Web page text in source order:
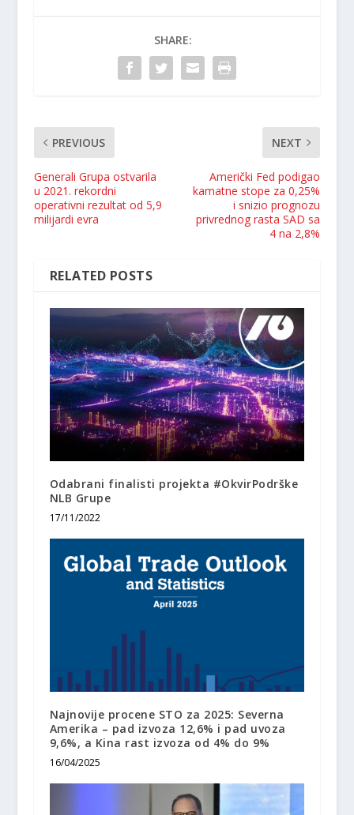
SHARE:
PREVIOUS
Generali Grupa ostvarila
u 2021. rekordni
operativni rezultat od 5,9
milijardi evra
NEXT
Američki Fed podigao
kamatne stope za 0,25%
i snizio prognozu
privrednog rasta SAD sa
4 na 2,8%
RELATED POSTS
Odabrani finalisti projekta #OkvirPodrške
NLB Grupe
17/11/2022
Najnovije procene STO za 2025: Severna
Amerika – pad izvoza 12,6% i pad uvoza
9,6%, a Kina rast izvoza od 4% do 9%
16/04/2025